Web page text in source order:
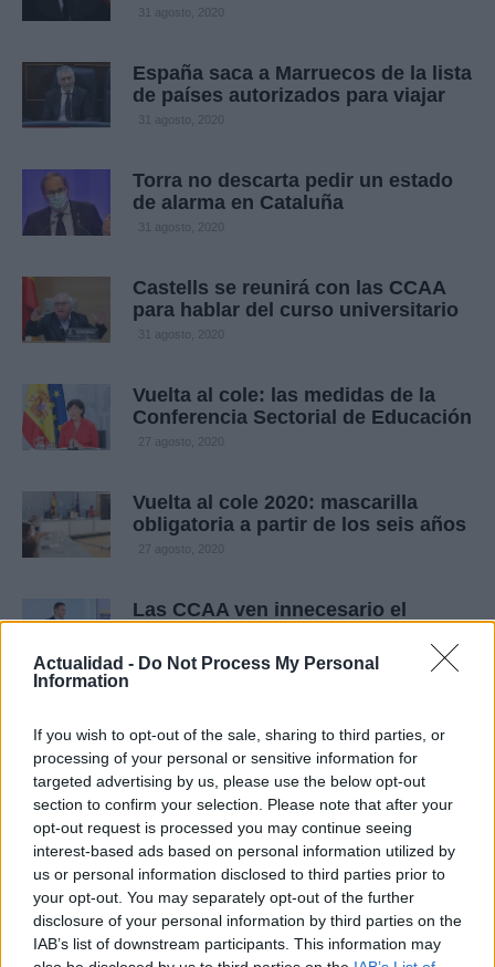
Actualidad - Do Not Process My Personal
Information
If you wish to opt-out of the sale, sharing to third parties, or
processing of your personal or sensitive information for
targeted advertising by us, please use the below opt-out
section to confirm your selection. Please note that after your
opt-out request is processed you may continue seeing
interest-based ads based on personal information utilized by
us or personal information disclosed to third parties prior to
your opt-out. You may separately opt-out of the further
disclosure of your personal information by third parties on the
IAB’s list of downstream participants. This information may
31 agosto, 2020
España saca a Marruecos de la lista
de países autorizados para viajar
31 agosto, 2020
Torra no descarta pedir un estado
de alarma en Cataluña
31 agosto, 2020
Castells se reunirá con las CCAA
para hablar del curso universitario
31 agosto, 2020
Vuelta al cole: las medidas de la
Conferencia Sectorial de Educación
27 agosto, 2020
Vuelta al cole 2020: mascarilla
obligatoria a partir de los seis años
27 agosto, 2020
Las CCAA ven innecesario el
26 agosto, 2020
Iglesias tras la imputación de
Podemos
25 agosto, 2020
Conclusiones y medidas del primer
Consejo de Ministros
25 agosto, 2020
Vuelta al cole 2020: así será el